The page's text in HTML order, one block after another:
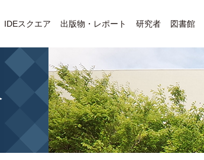
IDEスクエア 出版物・レポート 研究者 図書館